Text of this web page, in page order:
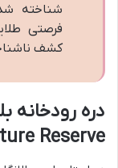
شناخته
فرصتی
کشف
Reserve)